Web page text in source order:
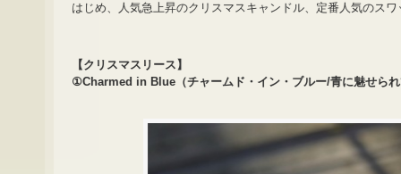
はじめ、人気急上昇のクリスマスキャンドル、定番人気のス
【クリスマスリース】
①Charmed in Blue（チャームド・イン・ブルー/青に魅せら